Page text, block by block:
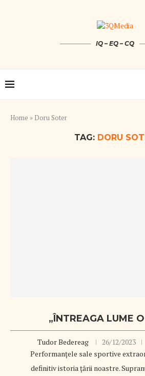
IQ – EQ – CQ
Home » Doru Soter
TAG: DORU
„ÎNTREAGA LUME
Tudor Bedereag 26/12/2023
Performanțele sale sportive
definitiv istoria țării noastre.